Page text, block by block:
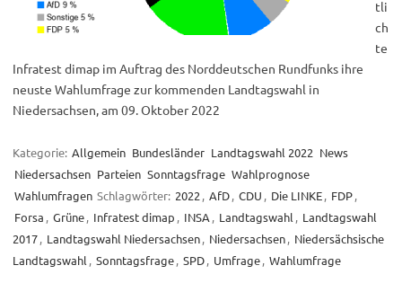
tli
ch
te
Infratest dimap im Auftrag des Norddeutschen Rundfunks ihre
neuste Wahlumfrage zur kommenden Landtagswahl in
Niedersachsen, am 09. Oktober 2022
Kategorie: Allgemein Bundesländer Landtagswahl 2022 News
Niedersachsen Parteien Sonntagsfrage Wahlprognose
Wahlumfragen Schlagwörter: 2022 , AfD, CDU , Die LINKE, FDP,
Forsa , Grüne, Infratest dimap , INSA , Landtagswahl , Landtagswahl
2017, Landtagswahl Niedersachsen, Niedersachsen, Niedersächsische
Landtagswahl , Sonntagsfrage, SPD, Umfrage, Wahlumfrage